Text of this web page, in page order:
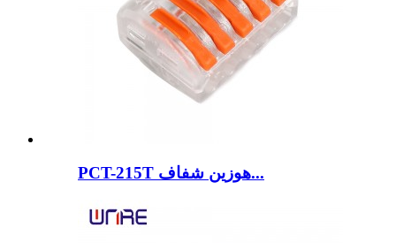
PCT-215T هوزین شفاف...